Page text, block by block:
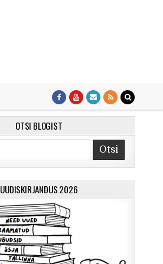
OTSI BLOGIST
UUDISKIRJANDUS 2026